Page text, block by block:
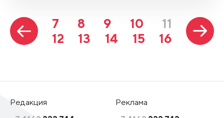
7 8 9 10
11
12
13 14 15 16
Редакция
Реклама